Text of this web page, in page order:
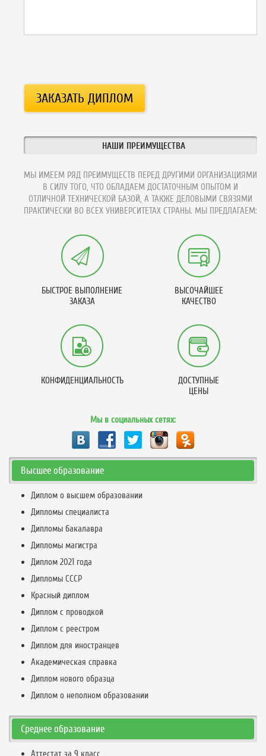
НАШИ ПРЕИМУЩЕСТВА
МЫ ИМЕЕМ РЯД ПРЕИМУЩЕСТВ ПЕРЕД ДРУГИМИ ОРГАНИЗАЦИЯМИ
В СИЛУ ТОГО, ЧТО ОБЛАДАЕМ ДОСТАТОЧНЫМ ОПЫТОМ И
ОТЛИЧНОЙ ТЕХНИЧЕСКОЙ БАЗОЙ, А ТАКЖЕ ДЕЛОВЫМИ СВЯЗЯМИ
ПРАКТИЧЕСКИ ВО ВСЕХ УНИВЕРСИТЕТАХ СТРАНЫ. МЫ ПРЕДЛАГАЕМ:
БЫСТРОЕ ВЫПОЛНЕНИЕ
ЗАКАЗА
ВЫСОЧАЙШЕЕ
КАЧЕСТВО
КОНФИДЕНЦИАЛЬНОСТЬ
ДОСТУПНЫЕ
ЦЕНЫ
Мы в социальных сетях:
Высшее образование
Диплом о высшем образовании
Дипломы специалиста
Дипломы бакалавра
Дипломы магистра
Диплом 2021 года
Дипломы СССР
Красный диплом
Диплом с проводкой
Диплом с реестром
Диплом для иностранцев
Академическая справка
Диплом нового образца
Диплом о неполном образовании
Среднее образование
Аттестат за 9 класс